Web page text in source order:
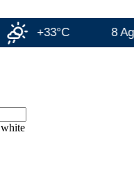
+33°C